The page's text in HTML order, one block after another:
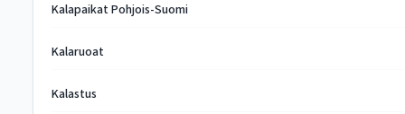
Kalapaikat Pohjois-Suomi
Kalaruoat
Kalastus